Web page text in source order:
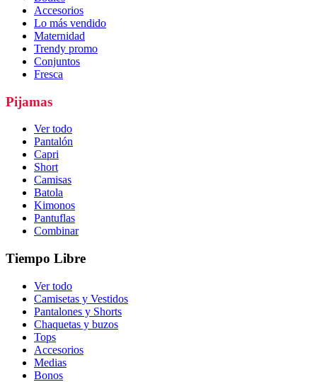
Accesorios
Lo más vendido
Maternidad
Trendy promo
Conjuntos
Fresca
Pijamas
Ver todo
Pantalón
Capri
Short
Camisas
Batola
Kimonos
Pantuflas
Combinar
Tiempo Libre
Ver todo
Camisetas y Vestidos
Pantalones y Shorts
Chaquetas y buzos
Tops
Accesorios
Medias
Bonos